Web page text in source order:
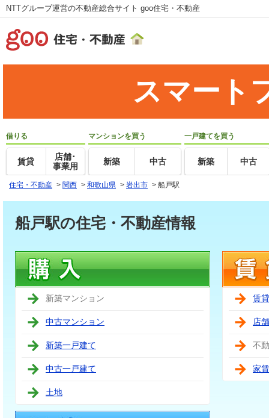
NTTグループ運営の不動産総合サイト goo住宅・不動産
スマート
借りる
賃貸
店舗･
事業用
マンションを買う
新築 中古
一戸建てを買う
新築 中古
住宅・不動産 > 関西 > 和歌山県 > 岩出市 > 船戸駅
船戸駅の住宅・不動産情報
新築マンション
中古マンション
新築一戸建て
中古一戸建て
土地
賃
店
不
家